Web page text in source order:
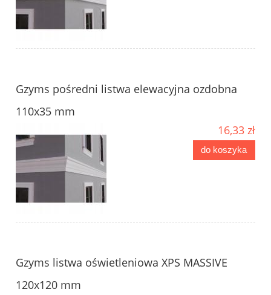
Gzyms pośredni listwa elewacyjna ozdobna
110x35 mm
16,33 zł
do koszyka
Gzyms listwa oświetleniowa XPS MASSIVE
120x120 mm